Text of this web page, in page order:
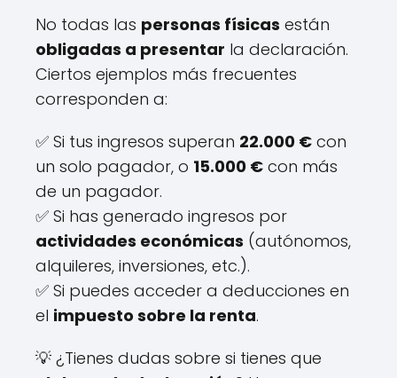
No todas las personas físicas están
obligadas a presentar la declaración.
Ciertos ejemplos más frecuentes
corresponden a:
✅ Si tus ingresos superan 22.000 € con
un solo pagador, o 15.000 € con más
de un pagador.
✅ Si has generado ingresos por
actividades económicas (autónomos,
alquileres, inversiones, etc.).
✅ Si puedes acceder a deducciones en
el impuesto sobre la renta.
💡 ¿Tienes dudas sobre si tienes que